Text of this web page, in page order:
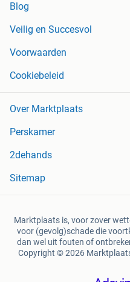
Blog
Veilig en Succesvol
Voorwaarden
Cookiebeleid
Over Marktplaats
Perskamer
2dehands
Sitemap
Marktplaats is, voor zover
voor (gevolg)schade die
dan wel uit fouten of
Copyright © 2026